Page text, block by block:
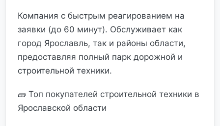
Компания с быстрым реагированием на
заявки (до 60 минут). Обслуживает как
город Ярославль, так и районы области,
предоставляя полный парк дорожной и
строительной техники.
🧱 Топ покупателей строительной техники в
Ярославской области